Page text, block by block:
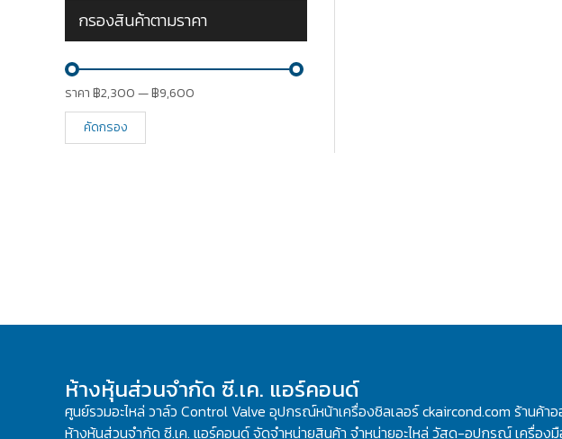
กรองสินค้าตามราคา
คัดกรอง
ราคา฿2,300—฿9,600
ห้างหุ้นส่วนจำกัด ซี.เค. แอร์คอนด์
ศูนย์รวมอะไหล่ วาล์ว Control Valve อุปกรณ์หน้าเครื่องชิลเลอร์ ckaircond.com ร้านค้า
ห้างหุ้นส่วนจำกัด ซี.เค. แอร์คอนด์ จัดจำหน่ายสินค้า จำหน่ายอะไหล่ วัสดุ-อุปกรณ์ เครื่อง